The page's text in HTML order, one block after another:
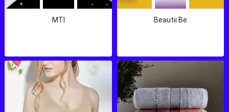
MTI Beautii Be